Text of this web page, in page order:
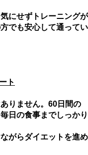
にせずトレーニングが
でも安心して通ってい
ト
りません。 60日間の
日の食事までしっかり
がらダイエットを進め